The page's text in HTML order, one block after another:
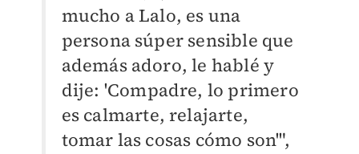
mucho a Lalo, es una
persona súper sensible que
además adoro, le hablé y
dije: 'Compadre, lo primero
es calmarte, relajarte,
tomar las cosas cómo son'",